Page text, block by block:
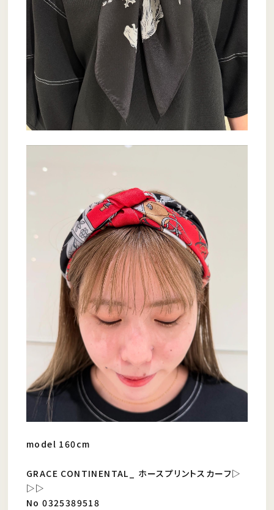
model 160cm
GRACE CONTINENTAL_ ホースプリントスカーフ▷
▷▷
No 0325389518